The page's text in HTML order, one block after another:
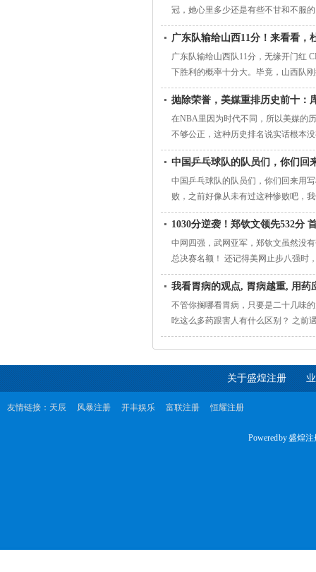
冠，她心里多少还是有些不甘和不服
而在昨晚的决赛，郑钦文的发挥也确
无缘武网冠军，对阵萨巴伦卡4战全败
广东队输给山西11分！来看看，
广东队输给山西队11分，无缘开门红
下胜利的概率十分大。毕竟，山西队
110输给了山西队11分，无缘CBA新
一些领先优势之外，在接下来的比赛
抛除荣誉，美媒重排历史前十：
在NBA里因为时代不同，所以美媒的
不够公正，这种历史排名说实话根本
和数据等等都有区别。值得一提的是
单，估计很多球迷可能会说这是一个
中国乒乓球队的队员们，你们回
中国乒乓球队的队员们，你们回来用
败，之前好像从未有过这种惨败吧，
[捂脸]大家赶紧回去，狠狠的开会总结
1030分逆袭！郑钦文领先532分
中网四强，武网亚军，郑钦文虽然没
总决赛名额！ 还记得美网止步八强时
冠军积分达到3460分，只比纳瓦罗少
而纳瓦罗在中网和武网连续一轮游，
我看胃病的观点, 胃病越重, 用药
不管你搁哪看胃病，只要是二十几味
吃这么多药跟害人有什么区别？ 之前
最近这一个月的疼的越来越厉害 胃镜
有胀气，咕噜咕噜的水声音。 舌诊的
关于盛煌注册
友情链接： 天辰 风暴注册 开丰娱乐 富联注册 恒耀注册
Powered by盛煌注